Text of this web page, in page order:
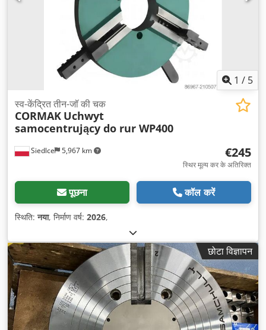
1 / 5
Siedlce 5,967 km
स्व-केंद्रित तीन-जॉ की चक
CORMAK Uchwyt
samocentrujący do rur WP400
€245
स्थिर मूल्य कर के अतिरिक्त
पूछना कॉल करें
स्थिति:नया, निर्माण वर्ष: 2026,
छोटा विज्ञापन